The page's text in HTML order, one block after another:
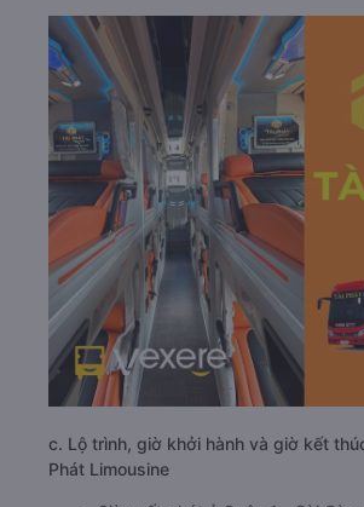
c. Lộ trình, giờ khởi hành và giờ kết
Phát Limousine